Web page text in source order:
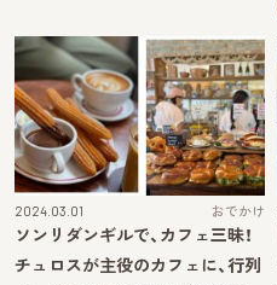
2024.03.01 おでかけ
ソンリダンギルで、カフェ三昧！
チュロスが主役のカフェに、行列